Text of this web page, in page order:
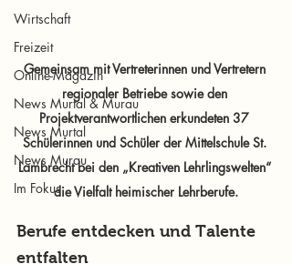
Wirtschaft
Freizeit
Online-Magazin
News Murtal & Murau
News Murtal
News Murau
Im Fokus
Gemeinsam mit Vertreterinnen und Vertretern
regionaler Betriebe sowie den
Projektverantwortlichen erkundeten 37
Schülerinnen und Schüler der Mittelschule St.
Lambrecht bei den „Kreativen Lehrlingswelten“
die Vielfalt heimischer Lehrberufe.
Berufe entdecken und Talente
entfalten